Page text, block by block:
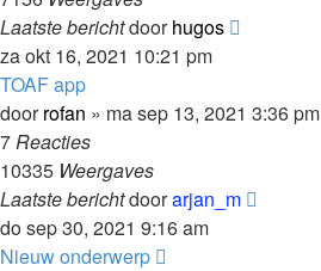
Laatste berichtdoorhugos
za okt 16, 2021 10:21 pm
TOAF app
doorrofan » ma sep 13, 2021 3:36 pm
7Reacties
10335 Weergaves
Laatste berichtdoorarjan_m
do sep 30, 2021 9:16 am
Nieuw onderwerp